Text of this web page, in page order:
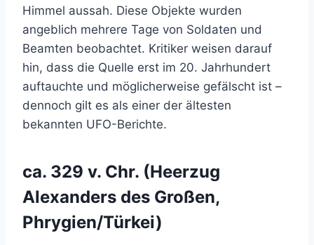
Himmel aussah. Diese Objekte wurden
angeblich mehrere Tage von Soldaten und
Beamten beobachtet. Kritiker weisen darauf
hin, dass die Quelle erst im 20. Jahrhundert
auftauchte und möglicherweise gefälscht ist –
dennoch gilt es als einer der ältesten
bekannten UFO-Berichte.
ca. 329 v. Chr. (Heerzug
Alexanders des Großen,
Phrygien/Türkei)